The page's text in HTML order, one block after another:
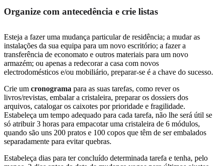
Organize com antecedência e crie listas
Esteja a fazer uma mudança particular de residência; a mudar as
instalações da sua equipa para um novo escritório; a fazer a
transferência de economato e outros materiais para um novo
armazém; ou apenas a redecorar a casa com novos
electrodomésticos e/ou mobiliário, preparar-se é a chave do sucesso.
Crie um cronograma para as suas tarefas, como rever os
livros/revistas, embalar a cristaleira, preparar os dossiers dos
arquivos, catalogar os caixotes por prioridade e fragilidade.
Estabeleça um tempo adequado para cada tarefa, não lhe será útil se
só atribuir 3 horas para empacotar uma cristaleira de 6 módulos,
quando são uns 200 pratos e 100 copos que têm de ser embalados
separadamente para evitar quebras.
Estabeleça dias para ter concluído determinada tarefa e tenha, pelo